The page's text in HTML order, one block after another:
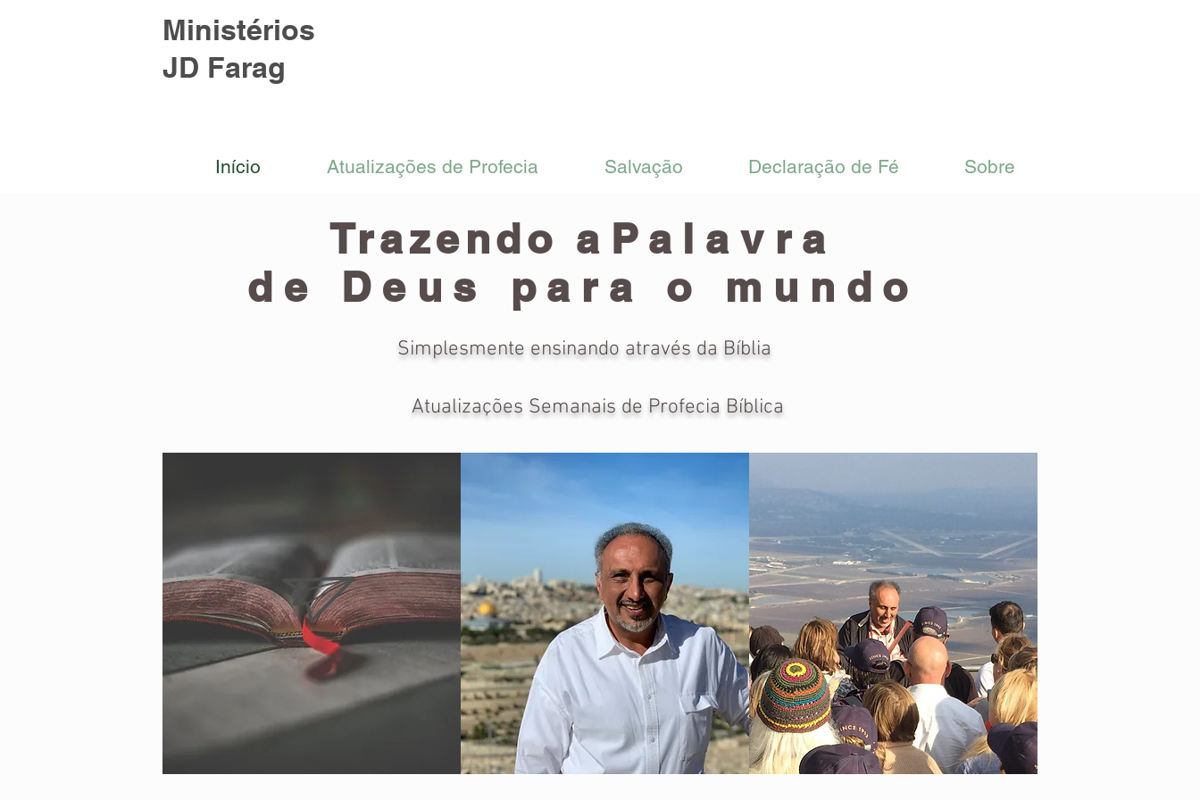
Ministérios
JD Farag
Início Atualizações de Profecia Salvação Declaração de Fé Sobre
Trazendo a Palavra
de Deus para o mundo
Simplesmente ensinando através da Bíblia
Atualizações Semanais de Profecia Bíblica